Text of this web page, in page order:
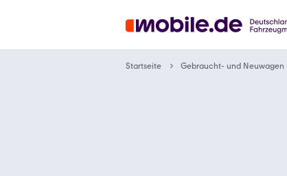
Startseite Gebraucht- und Neuwagen